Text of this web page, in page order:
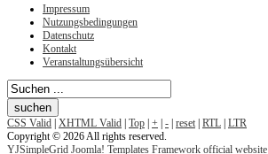
Impressum
Nutzungsbedingungen
Datenschutz
Kontakt
Veranstaltungsübersicht
CSS Valid | XHTML Valid | Top | + | - | reset | RTL | LTR
Copyright © 2026 All rights reserved.
YJSimpleGrid Joomla! Templates Framework official website